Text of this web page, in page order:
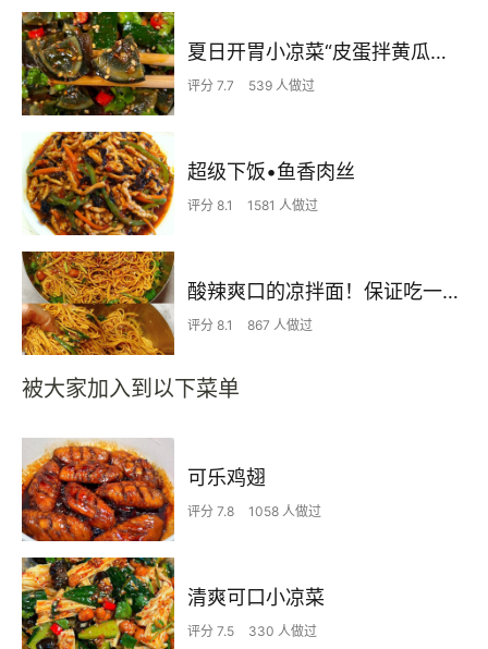
夏日开胃小凉菜“皮蛋拌黄瓜🥒”开胃减脂
评分 7.7 539 人做过
超级下饭•鱼香肉丝
评分 8.1 1581 人做过
酸辣爽口的凉拌面！保证吃一次就上瘾
评分 8.1 867 人做过
被大家加入到以下菜单
可乐鸡翅
评分 7.8 1058 人做过
清爽可口小凉菜
评分 7.5 330 人做过